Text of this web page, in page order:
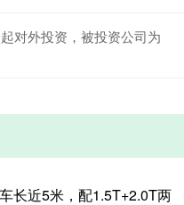
对外投资，被投资公司为
长近5米，配1.5T+2.0T两